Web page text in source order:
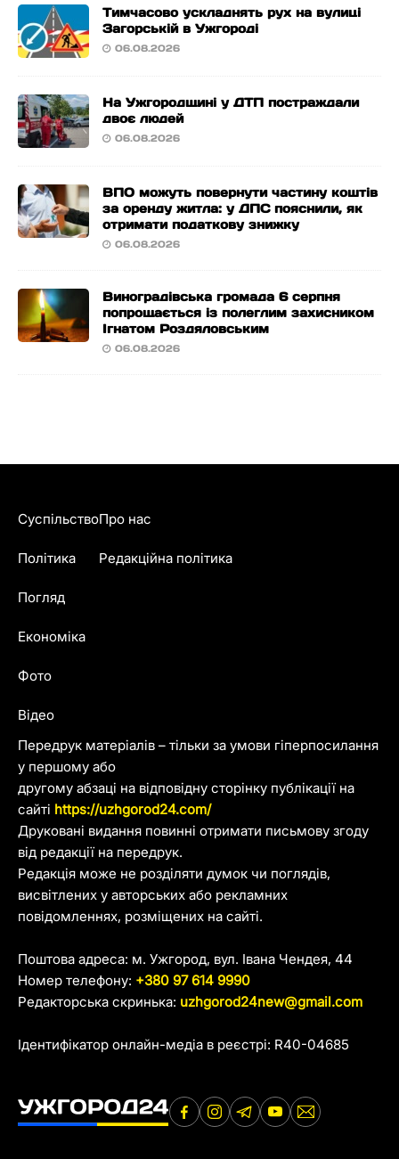
Тимчасово ускладнять рух на вулиці
Загорській в Ужгороді
06.08.2026
На Ужгородщині у ДТП постраждали
двоє людей
06.08.2026
ВПО можуть повернути частину коштів
за оренду житла: у ДПС пояснили, як
отримати податкову знижку
06.08.2026
Виноградівська громада 6 серпня
попрощається із полеглим захисником
Ігнатом Роздяловським
06.08.2026
Передрук матеріалів – тільки за умови гіперпосилання
у першому або
другому абзаці на відповідну сторінку публікації на
сайті https://uzhgorod24.com/
Друковані видання повинні отримати письмову згоду
від редакції на передрук.
Редакція може не розділяти думок чи поглядів,
висвітлених у авторських або рекламних
повідомленнях, розміщених на сайті.
Поштова адреса: м. Ужгород, вул. Івана Чендея, 44
Номер телефону: +380 97 614 9990
Редакторська скринька: uzhgorod24new@gmail.com
Ідентифікатор онлайн-медіа в реєстрі: R40-04685
Суспільство
Політика
Погляд
Економіка
Фото
Відео
Про нас
Редакційна політика